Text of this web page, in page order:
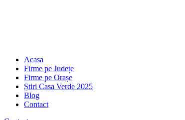
Acasa
Firme pe Județe
Firme pe Orașe
Știri Casa Verde 2025
Blog
Contact